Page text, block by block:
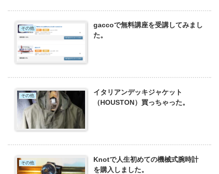
その他
gaccoで無料講座を受講してみまし
た。
その他
イタリアンデッキジャケット
（HOUSTON）買っちゃった。
その他
Knotで人生初めての機械式腕時計
を購入しました。